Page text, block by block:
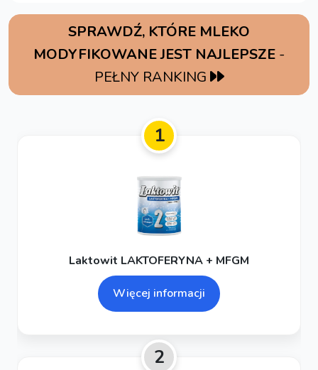
SPRAWDŹ, KTÓRE MLEKO
MODYFIKOWANE JEST NAJLEPSZE -
PEŁNY RANKING
1
Laktowit LAKTOFERYNA + MFGM
Więcej informacji
2